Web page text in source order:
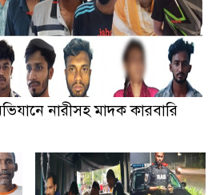
নারীসহ মাদক কারবারি